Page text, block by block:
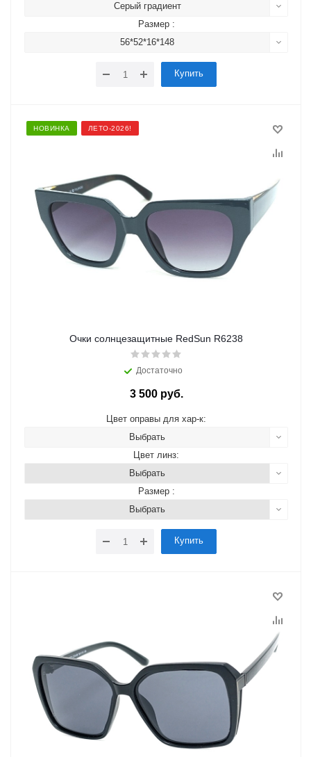
Серый градиент
Размер :
56*52*16*148
Купить
НОВИНКА ЛЕТО-2026!
Очки солнцезащитные RedSun R6238
Достаточно
3 500 руб.
Цвет оправы для хар-к:
Выбрать
Цвет линз:
Выбрать
Размер :
Выбрать
Купить